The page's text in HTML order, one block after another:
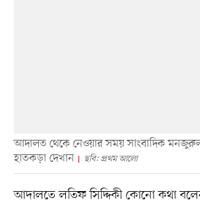
আদালত থেকে নেওয়ার সময় সাংবাদিক
হাতকড়া দেখান
ছবি: প্রথম আলো
আদালতে লতিফ সিদ্দিকী কোনো কথা